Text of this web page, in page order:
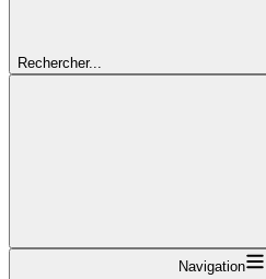
Rechercher...
Navigation